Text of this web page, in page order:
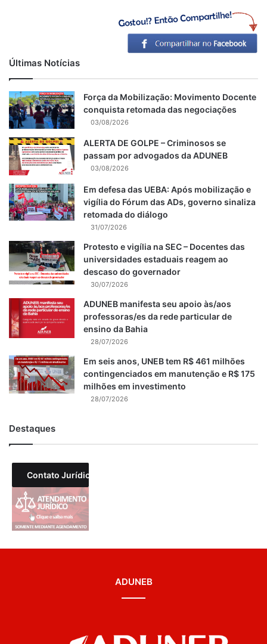
Últimas Notícias
Força da Mobilização: Movimento Docente
conquista retomada das negociações
03/08/2026
ALERTA DE GOLPE – Criminosos se
passam por advogados da ADUNEB
03/08/2026
Em defesa das UEBA: Após mobilização e
vigília do Fórum das ADs, governo sinaliza
retomada do diálogo
31/07/2026
Protesto e vigília na SEC – Docentes das
universidades estaduais reagem ao
descaso do governador
30/07/2026
ADUNEB manifesta seu apoio às/aos
professoras/es da rede particular de
ensino da Bahia
28/07/2026
Em seis anos, UNEB tem R$ 461 milhões
contingenciados em manutenção e R$ 175
milhões em investimento
28/07/2026
Destaques
Contato Jurídico
ADUNEB